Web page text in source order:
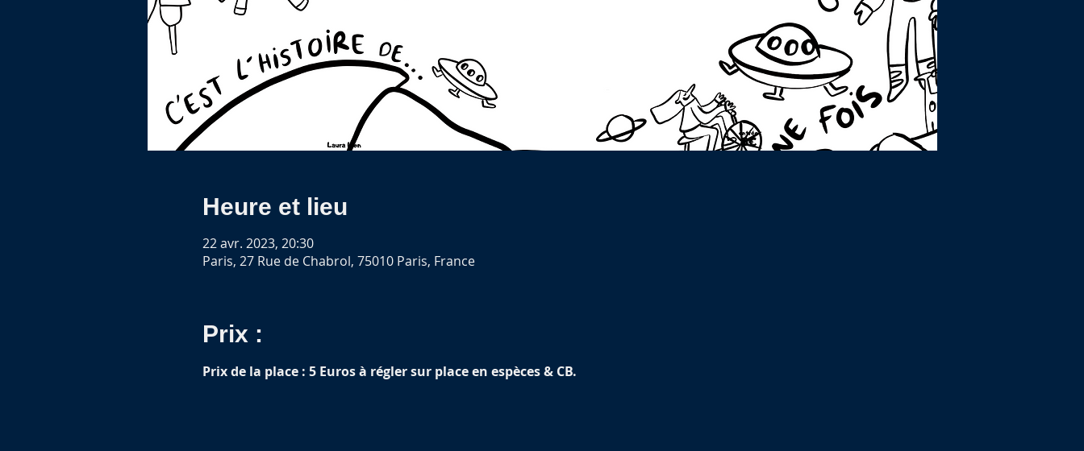
Heure et lieu
22 avr. 2023, 20:30
Paris, 27 Rue de Chabrol, 75010 Paris, France
Prix :
Prix de la place : 5 Euros à régler sur place en espèces & CB.